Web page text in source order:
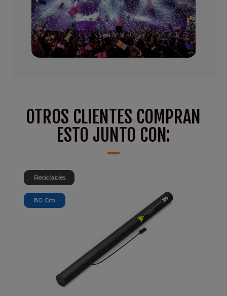
OTROS CLIENTES COMPRAN
ESTO JUNTO CON:
80 Cm
Reciclables